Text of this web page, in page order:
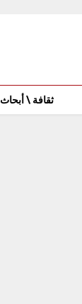
ثقافة \ أبحاث